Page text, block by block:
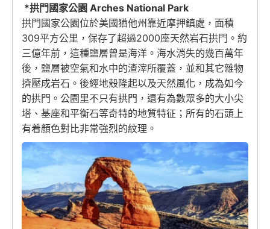
*拱門國家公園 Arches National Park
拱門國家公園位於美國猶他州靠近摩押鎮處，面積
309平方公里，保存了超過2000座天然岩石拱門。約
三億年前，這種鹽層曾是海洋。海水消失的幾百萬年
後，鹽層被空氣和水中的渣滓所覆蓋，並和其它雜物
擠壓成岩石。後經地殼隆起以及天然風化，成為如今
的拱門。公園里不只有拱門，還有為數眾多的大小尖
塔、基座和平衡石等奇特的地質特征；所有的石頭上
有着顏色對比非常強烈的紋理。